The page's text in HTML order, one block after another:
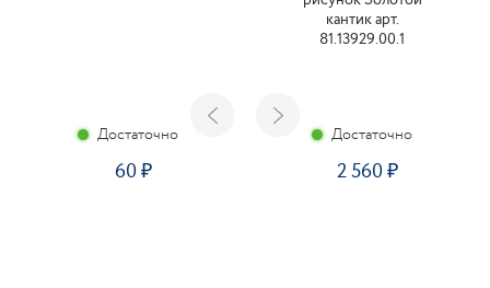
Достаточно
60
кантик арт.
81.13929.00.1
Достаточно
2 560